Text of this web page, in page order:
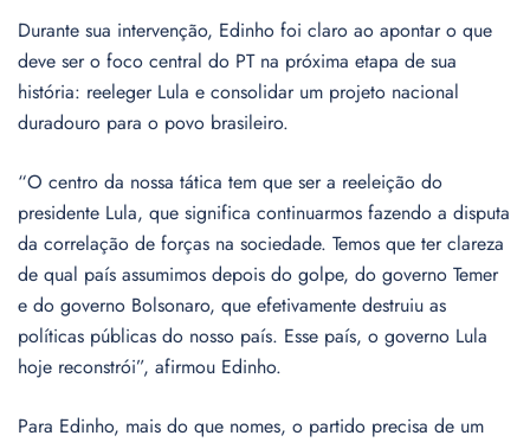
Durante sua intervenção, Edinho foi claro ao apontar o que
deve ser o foco central do PT na próxima etapa de sua
história: reeleger Lula e consolidar um projeto nacional
duradouro para o povo brasileiro.
“O centro da nossa tática tem que ser a reeleição do
presidente Lula, que significa continuarmos fazendo a disputa
da correlação de forças na sociedade. Temos que ter clareza
de qual país assumimos depois do golpe, do governo Temer
e do governo Bolsonaro, que efetivamente destruiu as
políticas públicas do nosso país. Esse país, o governo Lula
hoje reconstrói”, afirmou Edinho.
Para Edinho, mais do que nomes, o partido precisa de um